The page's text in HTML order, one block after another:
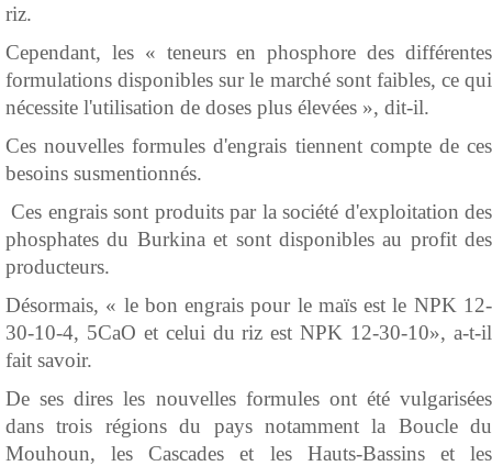
riz.
Cependant, les « teneurs en phosphore des différentes
formulations disponibles sur le marché sont faibles, ce qui
nécessite l'utilisation de doses plus élevées », dit-il.
Ces nouvelles formules d'engrais tiennent compte de ces
besoins susmentionnés.
Ces engrais sont produits par la société d'exploitation des
phosphates du Burkina et sont disponibles au profit des
producteurs.
Désormais, « le bon engrais pour le maïs est le NPK 12-
30-10-4, 5CaO et celui du riz est NPK 12-30-10», a-t-il
fait savoir.
De ses dires les nouvelles formules ont été vulgarisées
dans trois régions du pays notamment la Boucle du
Mouhoun, les Cascades et les Hauts-Bassins et les